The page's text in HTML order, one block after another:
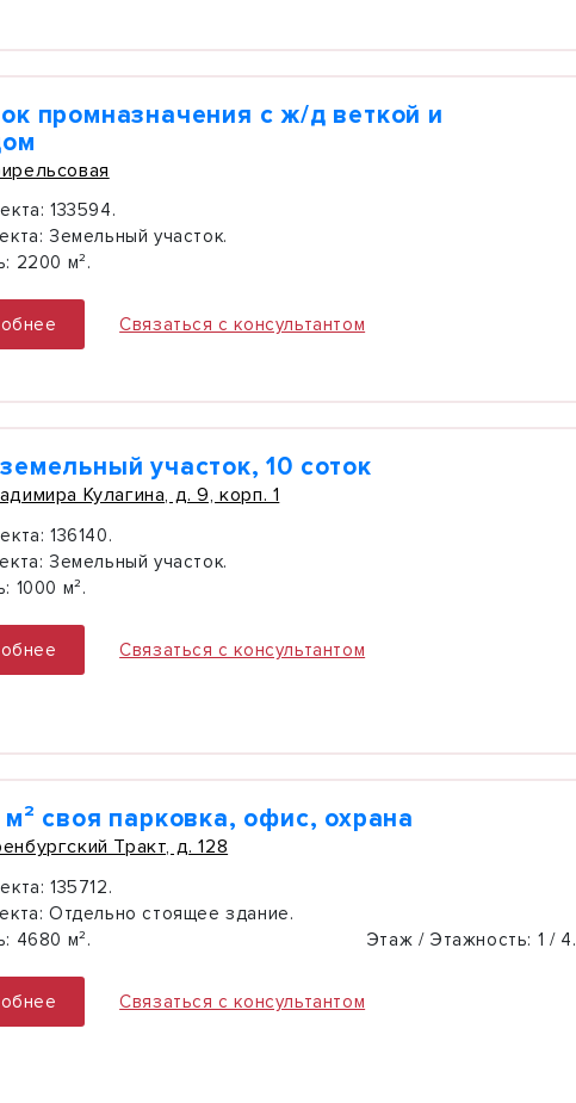
промназначения с ж/д веткой и
133594.
Земельный участок.
2200 м².
Связаться с консультантом
участок, 10 соток
Кулагина, д. 9, корп. 1
136140.
Земельный участок.
1000 м².
Связаться с консультантом
своя парковка, офис, охрана
Тракт, д. 128
135712.
Отдельно стоящее здание.
4680 м². Этаж / Этажность: 1 / 4.
Связаться с консультантом